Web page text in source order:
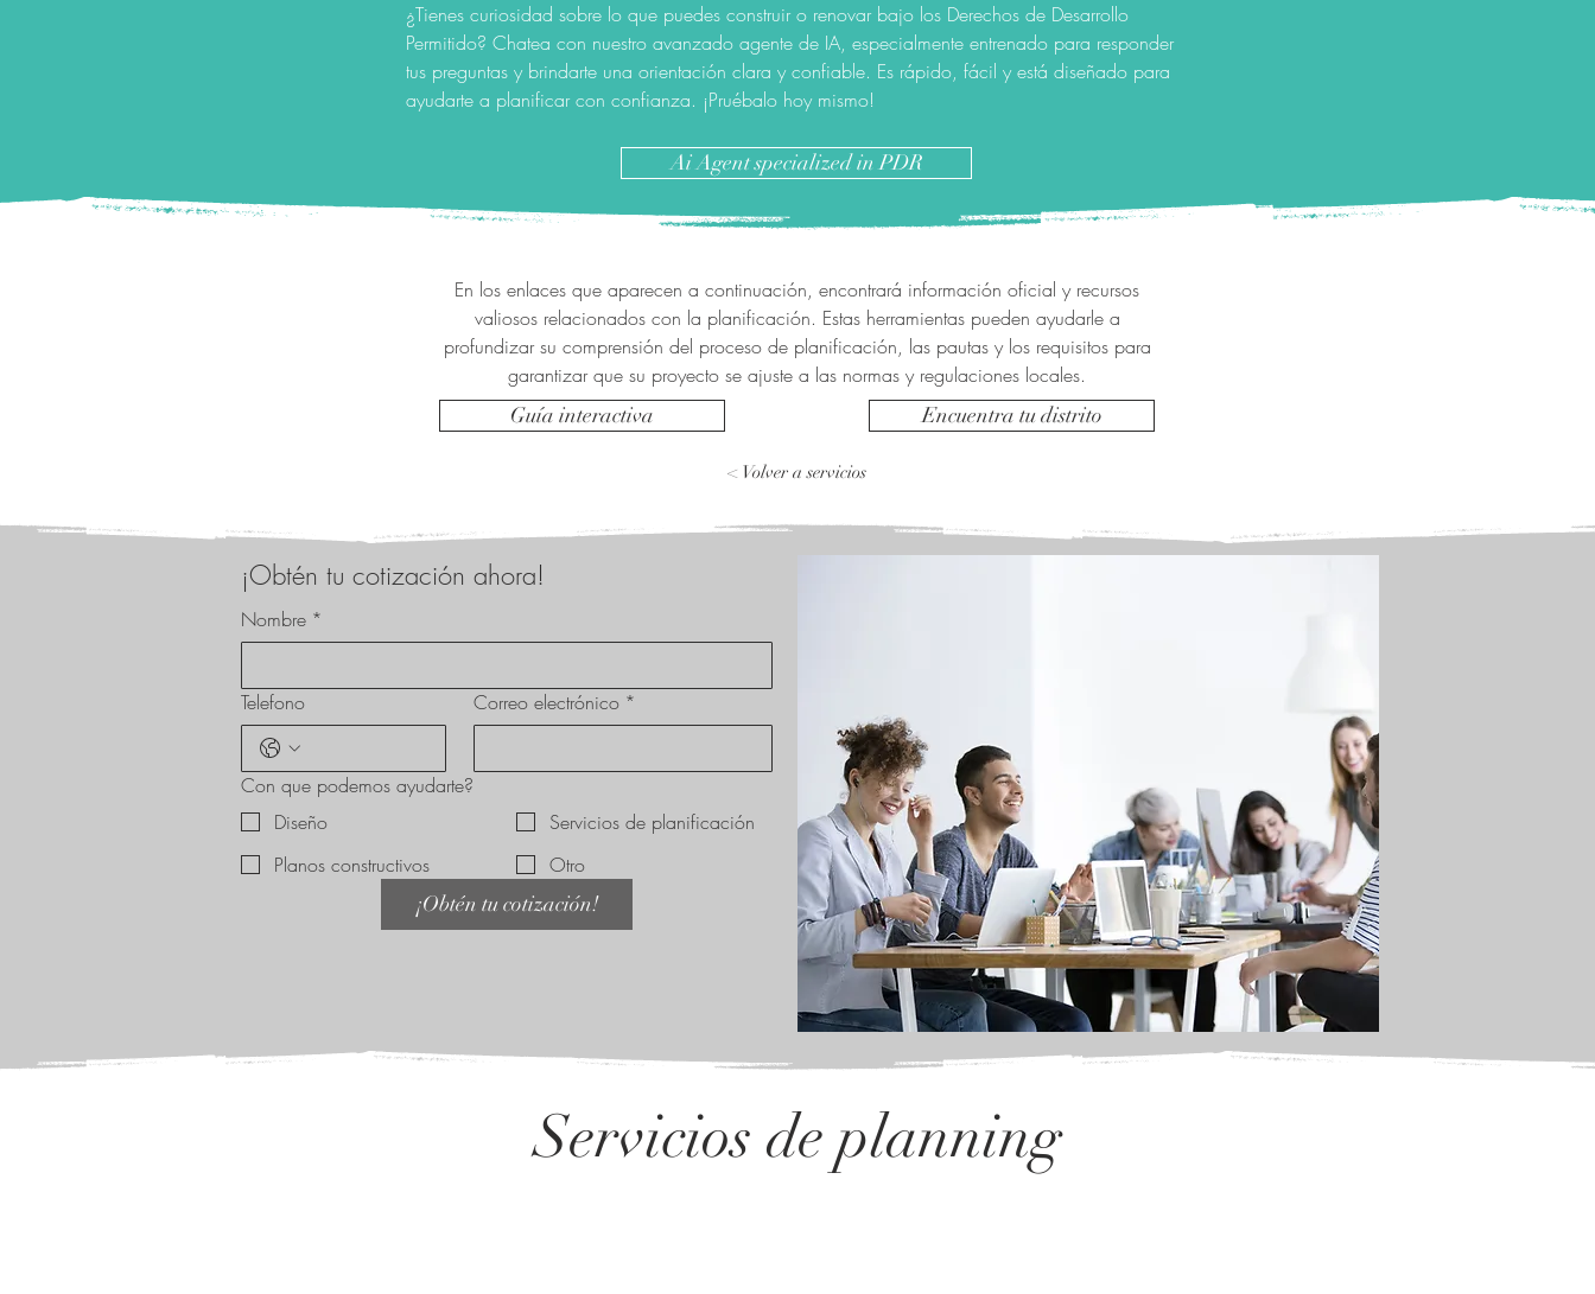
¿Tienes curiosidad sobre lo que puedes construir o renovar bajo los Derechos de Desarrollo
Permitido? Chatea con nuestro avanzado agente de IA, especialmente entrenado para responder
tus preguntas y brindarte una orientación clara y confiable. Es rápido, fácil y está diseñado para
ayudarte a planificar con confianza. ¡Pruébalo hoy mismo!
Ai Agent specialized in PDR
En los enlaces que aparecen a continuación, encontrará información oficial y recursos
valiosos relacionados con la planificación. Estas herramientas pueden ayudarle a
profundizar su comprensión del proceso de planificación, las pautas y los requisitos para
garantizar que su proyecto se ajuste a las normas y regulaciones locales.
Guía interactiva
Encuentra tu distrito
< Volver a servicios
¡Obtén tu cotización ahora!
Nombre *
Telefono Correo electrónico *
Con que podemos ayudarte?
Diseño
Servicios de planificación
Planos constructivos
Otro
¡Obtén tu cotización!
Servicios de planning